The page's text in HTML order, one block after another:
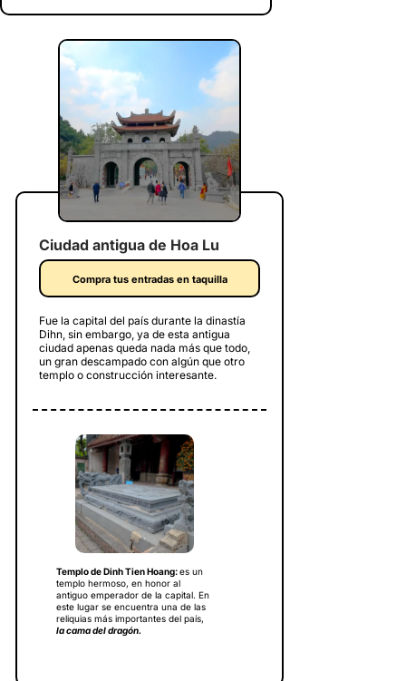
Ciudad antigua de Hoa Lu
Compra tus entradas en taquilla
Fue la capital del país durante la dinastía
Dihn, sin embargo, ya de esta antigua
ciudad apenas queda nada más que todo,
un gran descampado con algún que otro
templo o construcción interesante.
Templo de Dinh Tien Hoang:es un
templo hermoso, en honor al
antiguo emperador de la capital. En
este lugar se encuentra una de las
reliquias más importantes del país,
la cama del dragón.